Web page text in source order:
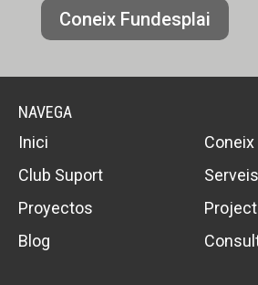
Coneix Fundesplai
NAVEGA
Inici
Coneix
Club Suport
Serveis
Proyectos
Blog